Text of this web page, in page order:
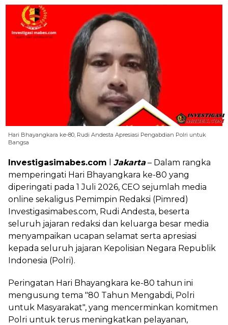
Hari Bhayangkara ke-80, Rudi Andesta Apresiasi Pengabdian Polri untuk
Bangsa
Investigasimabes.com Jakarta– Dalam rangka
memperingati Hari Bhayangkara ke-80 yang
diperingati pada 1 Juli 2026, CEO sejumlah media
online sekaligus Pemimpin Redaksi (Pimred)
Investigasimabes.com, Rudi Andesta, beserta
seluruh jajaran redaksi dan keluarga besar media
menyampaikan ucapan selamat serta apresiasi
kepada seluruh jajaran Kepolisian Negara Republik
Indonesia (Polri).
Peringatan Hari Bhayangkara ke-80 tahun ini
mengusung tema "80 Tahun Mengabdi, Polri
untuk Masyarakat", yang mencerminkan komitmen
Polri untuk terus meningkatkan pelayanan,